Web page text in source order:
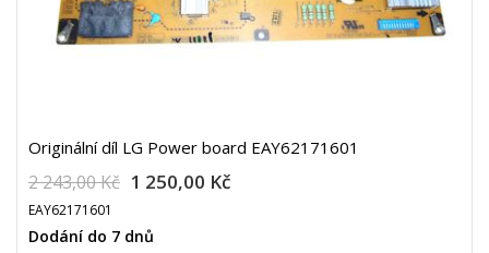
Originální díl LG Power board EAY62171601
2 243,00 Kč 1 250,00 Kč
EAY62171601
Dodání do 7 dnů